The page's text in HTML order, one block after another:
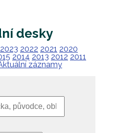
desky
2023 2022 2021 2020
2014 2013 2012 2011
záznamy